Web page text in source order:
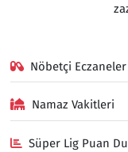
Nöbetçi Eczaneler
Namaz Vakitleri
Süper Lig Puan